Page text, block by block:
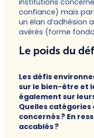
confiance) mais
un élan d’adhésion
avérés (forme
Le poids du
Les défis
sur le bien-être et
également sur
Quelles catégories
concernés ? En
accablés ?